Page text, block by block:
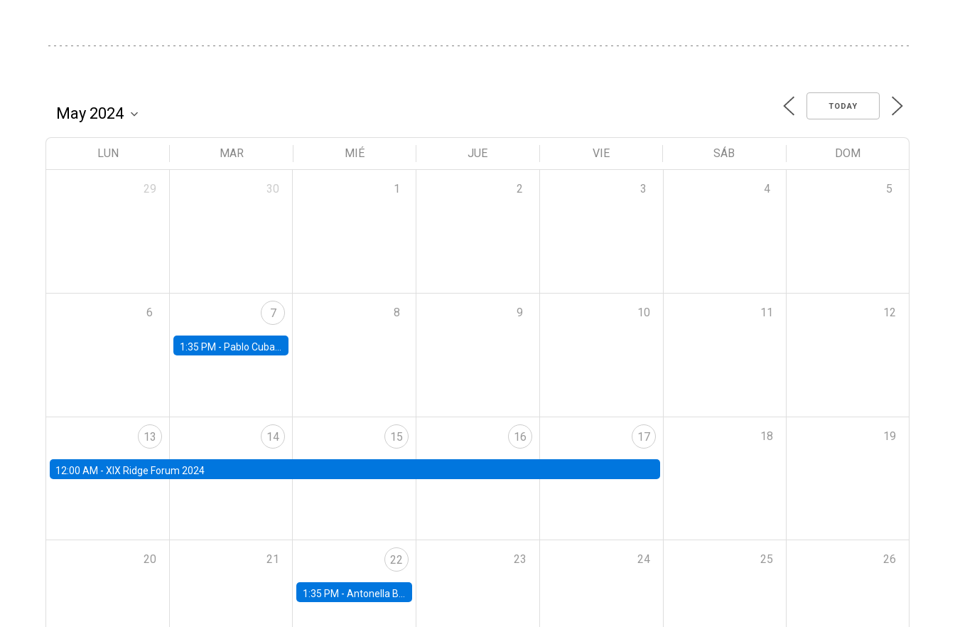
TODAY
LUN MAR MIÉ JUE VIE SÁB DOM
29 30 1 2 3 4 5
6 7
1:35 PM - Pablo Cuba, FED Board
8 9 10 11 12
13
12:00 AM - XIX Ridge Forum 2024
14 15 16 17 18 19
20 21 22
1:35 PM -Antonella Bancalari, Institute for Fiscal Studies (IFS) and Research Associate at University College London (UCL)
23 24 25 26